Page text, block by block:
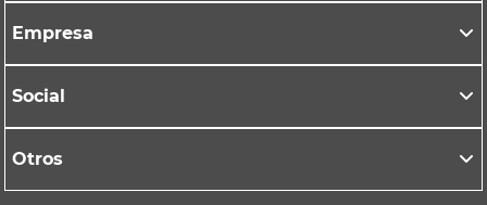
Empresa
Social
Otros